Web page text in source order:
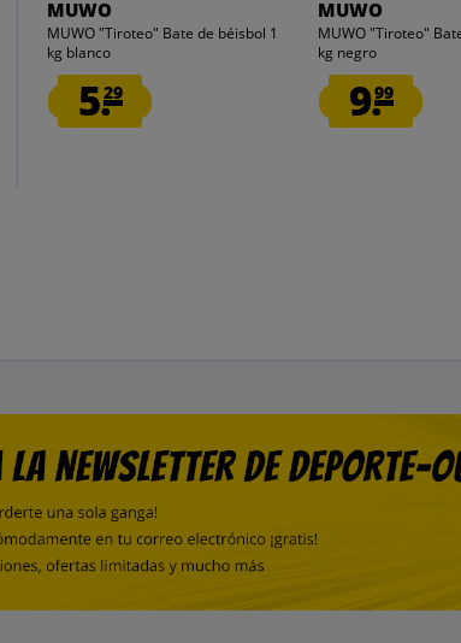
MUWO
MUWO "Tiroteo" Bate de béisbol 1
kg blanco
5.29
MUWO
MUWO "Tiroteo"
kg negro
9.99